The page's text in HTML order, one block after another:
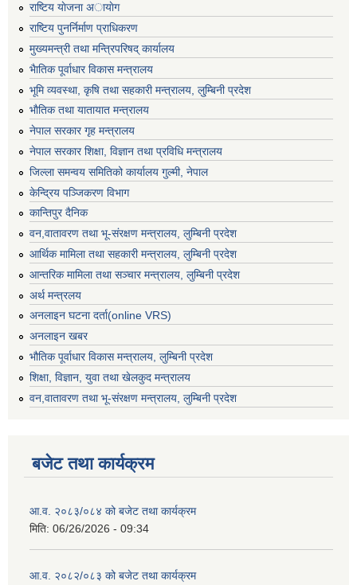
राष्टिय याेजना अायाेग
राष्टिय पुनर्निर्माण प्राधिकरण
मुख्यमन्त्री तथा मन्त्रिपरिषद् कार्यालय
भैातिक पूर्वाधार विकास मन्त्रालय
भूमि व्यवस्था, कृषि तथा सहकारी मन्त्रालय, लु्म्बिनी प्रदेश
भाैतिक तथा यातायात मन्त्रालय
नेपाल सरकार गृह मन्त्रालय
नेपाल सरकार शिक्षा, विज्ञान तथा प्रविधि मन्त्रालय
जिल्ला समन्वय समितिको कार्यालय गुल्मी, नेपाल
केन्द्रिय पञ्जिकरण विभाग
कान्तिपुर दैनिक
वन,वातावरण तथा भू-संरक्षण मन्त्रालय, लुम्बिनी प्रदेश
आर्थिक मामिला तथा सहकारी मन्त्रालय, लुम्बिनी प्रदेश
आन्तरिक मामिला तथा सञ्चार मन्त्रालय, लुम्बिनी प्रदेश
अर्थ मन्त्रलय
अनलाइन घटना दर्ता(online VRS)
अनलाइन खबर
भौतिक पूर्वाधार विकास मन्त्रालय, लुम्बिनी प्रदेश
शिक्षा, विज्ञान, युवा तथा खेलकुद मन्‍‍त्रालय
वन,वातावरण तथा भू-संरक्षण मन्त्रालय, लुम्बिनी प्रदेश
बजेट तथा कार्यक्रम
आ.व. २०८३/०८४ को बजेट तथा कार्यक्रम
मिति: 06/26/2026 - 09:34
आ.व. २०८२/०८३ को बजेट तथा कार्यक्रम